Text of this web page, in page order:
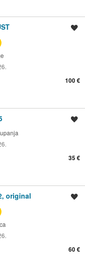
100 €
35 €
original
60 €